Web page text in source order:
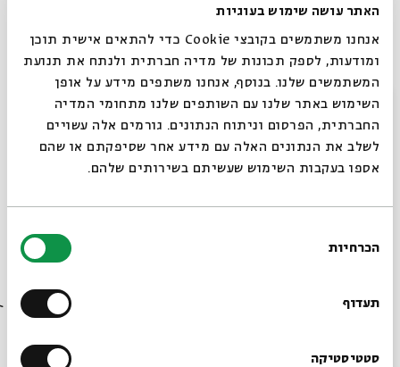
האתר עושה שימוש בעוגיות
אנחנו משתמשים בקובצי Cookie כדי להתאים אישית תוכן
ומודעות, לספק תכונות של מדיה חברתית ולנתח את תנועת
המשתמשים שלנו. בנוסף, אנחנו משתפים מידע על אופן
השימוש באתר שלנו עם השותפים שלנו מתחומי המדיה
החברתית, הפרסום וניתוח הנתונים. גורמים אלה עשויים
לשלב את הנתונים האלה עם מידע אחר שסיפקתם או שהם
אספו בעקבות השימוש שעשיתם בשירותים שלהם.
הסכמה
הכרחיות
תעדוף
סטטיסטיקה
עברית באוניברסיטה העברית בירושלים והיועץ האקדמי
של בית אבי חי. בין נושאי מחקריו: ספרות המדרש
והאגדה, התרגומים הארמיים וסידור התפילה.
תמונות מחיי המשפחה
תגיות: תלמוד וספרות חז"ל אביגדור שנאן ספרות האגדה
סגור